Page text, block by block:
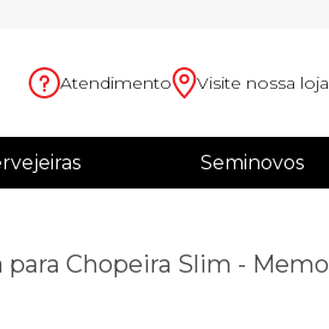
Atendimento Visite nossa loja
Seminovos
Chopeira Slim - Memo